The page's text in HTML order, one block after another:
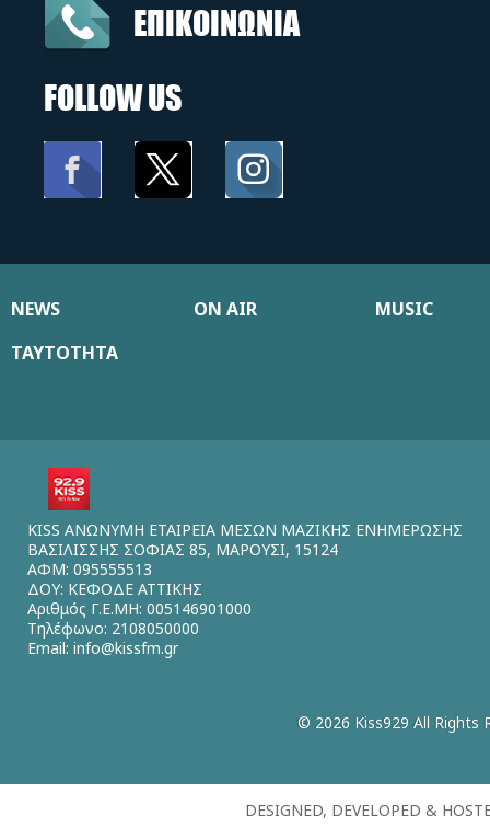
ΕΠΙΚΟΙΝΩΝΙΑ
FOLLOW US
NEWS ON AIR
MUSIC
ΤΑΥΤΟΤΗΤΑ
KISS ΑΝΩΝΥΜΗ ΕΤΑΙΡΕΙΑ ΜΕΣΩΝ ΜΑΖΙΚΗΣ ΕΝΗΜΕΡΩΣΗΣ
ΒΑΣΙΛΙΣΣΗΣ ΣΟΦΙΑΣ 85, ΜΑΡΟΥΣΙ, 15124
ΑΦΜ: 095555513
ΔΟΥ: ΚΕΦΟΔΕ ΑΤΤΙΚΗΣ
Αριθμός Γ.Ε.ΜΗ: 005146901000
Τηλέφωνο: 2108050000
Email: info@kissfm.gr
© 2026 Kiss929 All Rights
DESIGNED, DEVELOPED &